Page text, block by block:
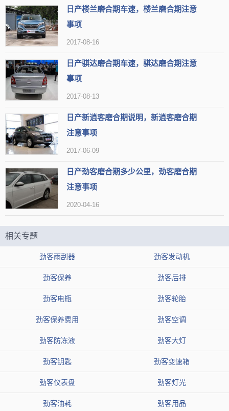
严格按照厂家建议燃油标号进行添加，燃油质量不达标，对气
门、火花塞等零件会造成积碳现象。
汽车预热的作用是在发动机温度缓慢升高到工作温度，预防发动
机受损。
6、档位要合适
手动挡的车主请注意，档位和转速要相匹配，造成高档位低转速
或者低档位高转速的错误行为。
日产楼兰磨合期车速，楼兰磨合期注意
事项
2017-08-16
日产骐达磨合期车速，骐达磨合期注意
事项
2017-08-13
日产新逍客磨合期说明，新逍客磨合期
注意事项
2017-06-09
日产劲客磨合期多少公里，劲客磨合期
注意事项
2020-04-16
相关专题
劲客雨刮器 劲客发动机
劲客保养 劲客后排
劲客电瓶 劲客轮胎
劲客保养费用 劲客空调
劲客防冻液 劲客大灯
劲客钥匙 劲客变速箱
劲客仪表盘 劲客灯光
劲客油耗 劲客用品